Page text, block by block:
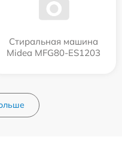
Стиральная машина
Midea MFG80-ES1203